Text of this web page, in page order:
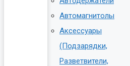
Автомагнитолы
Аксессуары
(Подзарядки,
Разветвители,